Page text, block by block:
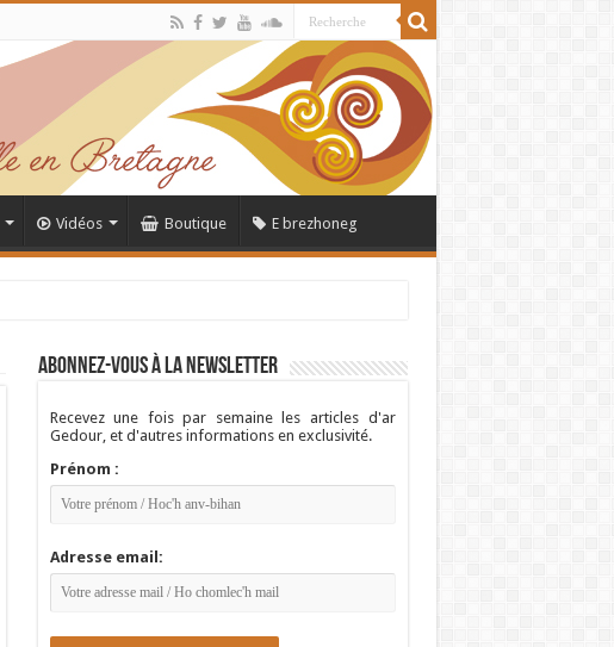
Vidéos Boutique E brezhoneg
Abonnez-vous à la newsletter
Recevez une fois par semaine les articles d'ar
Gedour, et d'autres informations en exclusivité.
Prénom :
Adresse email: